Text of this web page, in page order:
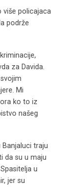
više policajaca
podrže
za Davida.
Mi
ko to iz
našeg
traju
da su u maju
u
jer su